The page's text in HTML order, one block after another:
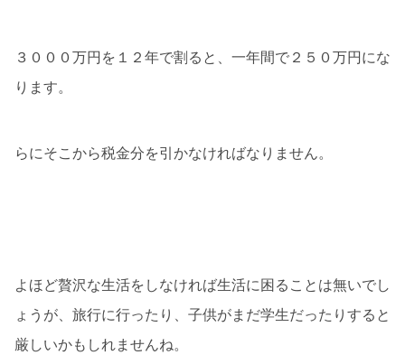
３０００万円を１２年で割ると、一年間で２５０万円にな
ります。
らにそこから税金分を引かなければなりません。
よほど贅沢な生活をしなければ生活に困ることは無いでし
ょうが、旅行に行ったり、子供がまだ学生だったりすると
厳しいかもしれませんね。